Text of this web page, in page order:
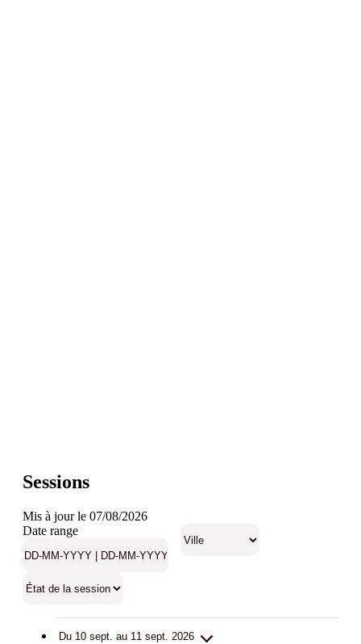
Sessions
Mis à jour le 07/08/2026
Date range
Du 10 sept. au 11 sept. 2026